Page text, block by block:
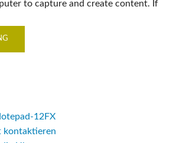
to capture and create content. If
12FX
kontaktieren